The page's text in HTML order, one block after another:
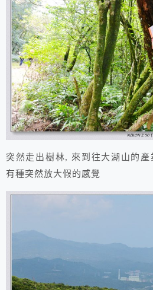
突然走出樹林, 來到往大湖山的
有種突然放大假的感覺